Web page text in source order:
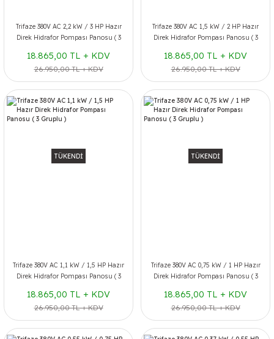
Trifaze 380V AC 2,2 kW / 3 HP Hazır
Direk Hidrafor Pompası Panosu ( 3
18.865,00 TL + KDV
26.950,00 TL + KDV
Trifaze 380V AC 1,5 kW / 2 HP Hazır
Direk Hidrafor Pompası Panosu ( 3
18.865,00 TL + KDV
26.950,00 TL + KDV
TÜKENDİ
Trifaze 380V AC 1,1 kW / 1,5 HP Hazır
Direk Hidrafor Pompası Panosu ( 3
18.865,00 TL + KDV
26.950,00 TL + KDV
TÜKENDİ
Trifaze 380V AC 0,75 kW / 1 HP Hazır
Direk Hidrafor Pompası Panosu ( 3
18.865,00 TL + KDV
26.950,00 TL + KDV